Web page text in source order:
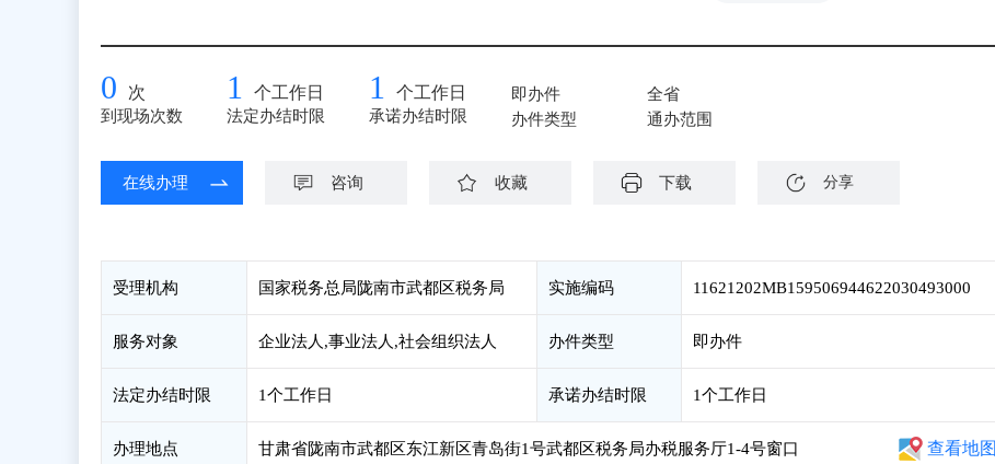
0 次
到现场次数
1 个工作日
法定办结时限
1 个工作日
承诺办结时限
即办件
办件类型
全省
通办范围
在线办理 咨询 收藏 下载 分享
受理机构 国家税务总局陇南市武都区税务局 实施编码 11621202MB159506944622030493000
服务对象 企业法人,事业法人,社会组织法人 办件类型 即办件
法定办结时限 1个工作日 承诺办结时限 1个工作日
办理地点 甘肃省陇南市武都区东江新区青岛街1号武都区税务局办税服务厅1-4号窗口 查看地图